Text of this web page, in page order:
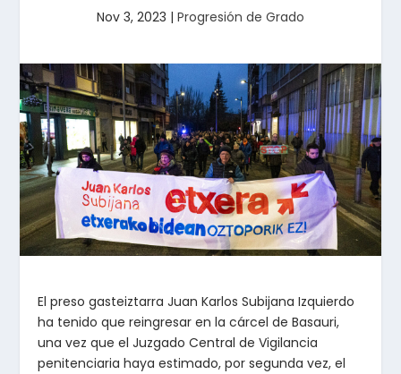
Nov 3, 2023 | Progresión de Grado
El preso gasteiztarra Juan Karlos Subijana Izquierdo
ha tenido que reingresar en la cárcel de Basauri,
una vez que el Juzgado Central de Vigilancia
penitenciaria haya estimado, por segunda vez, el